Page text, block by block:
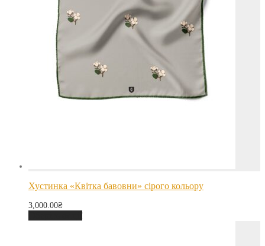
Хустинка «Квітка бавовни» сірого кольору
3,000.00₴